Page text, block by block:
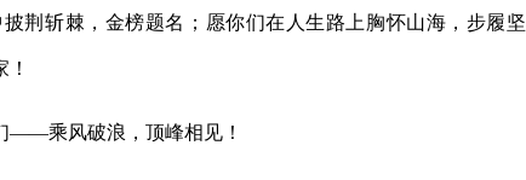
荆斩棘，金榜题名；愿你们在人生路上胸怀山海，步履坚
——乘风破浪，顶峰相见！